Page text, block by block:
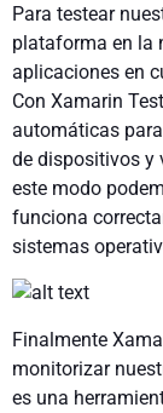
Para testear
plataforma en la
aplicaciones en
Con Xamarin
automáticas
de dispositivos y
este modo
funciona
sistemas
Finalmente
monitorizar
es una